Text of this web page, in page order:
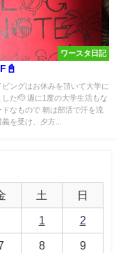
ワースタ日記
ングはお休みを頂いて大学に
た🫡 週に1度の大学生活もな
なもので 朝は部活で汗を流
を受け、夕方...
土 日
1 2
8 9